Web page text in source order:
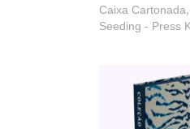
Caixa Cartonada,
Seeding - Press